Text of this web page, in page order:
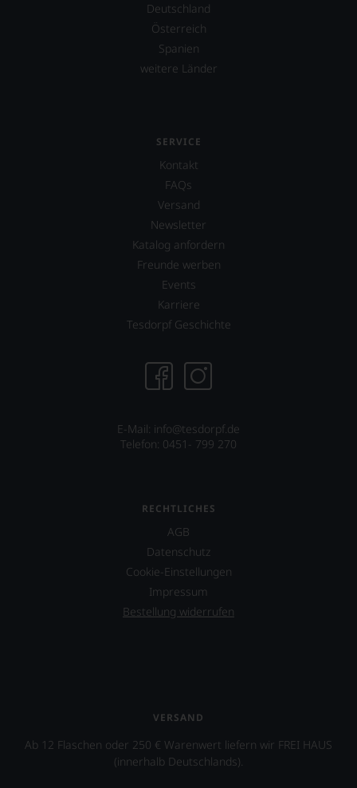
Deutschland
Österreich
Spanien
weitere Länder
SERVICE
Kontakt
FAQs
Versand
Newsletter
Katalog anfordern
Freunde werben
Events
Karriere
Tesdorpf Geschichte
E-Mail: info@tesdorpf.de
Telefon: 0451- 799 270
RECHTLICHES
AGB
Datenschutz
Cookie-Einstellungen
Impressum
Bestellung widerrufen
VERSAND
Ab 12 Flaschen oder 250 € Warenwert liefern wir FREI HAUS
(innerhalb Deutschlands).